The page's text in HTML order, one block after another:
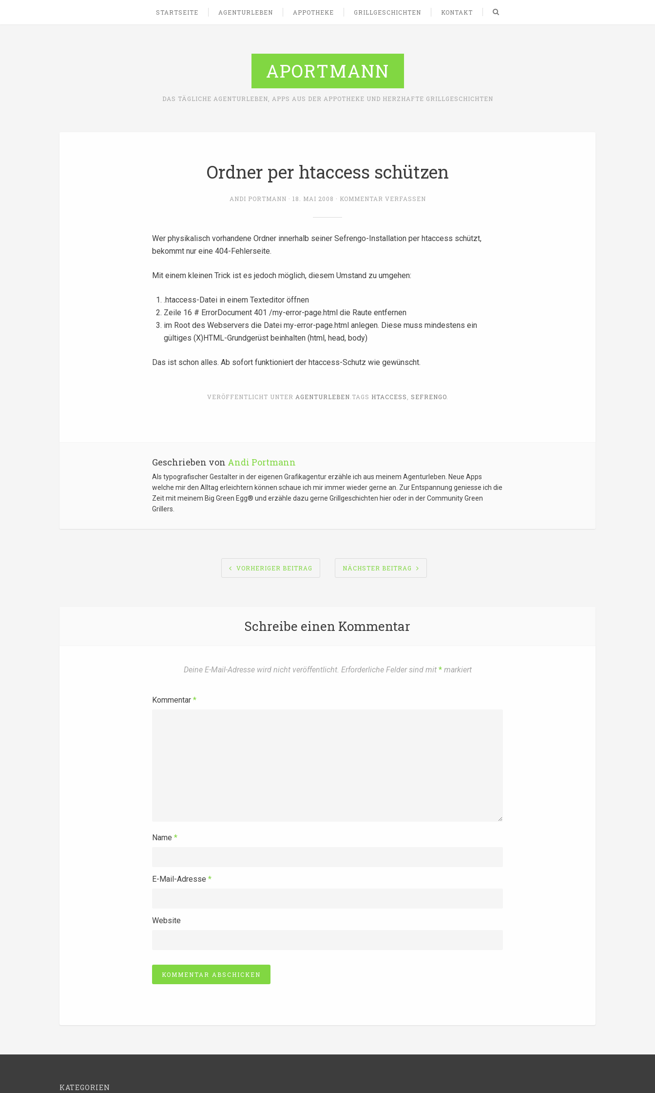
STARTSEITE AGENTURLEBEN APPOTHEKE GRILLGESCHICHTEN KONTAKT
APORTMANN
DAS TÄGLICHE AGENTURLEBEN, APPS AUS DER APPOTHEKE UND HERZHAFTE GRILLGESCHICHTEN
Ordner per htaccess schützen
ANDI PORTMANN 18. MAI 2008 KOMMENTAR VERFASSEN
Wer physikalisch vorhandene Ordner innerhalb seiner Sefrengo-Installation per htaccess schützt,
bekommt nur eine 404-Fehlerseite.
Mit einem kleinen Trick ist es jedoch möglich, diesem Umstand zu umgehen:
.htaccess-Datei in einem Texteditor öffnen
Zeile 16 # ErrorDocument 401 /my-error-page.html die Raute entfernen
im Root des Webservers die Datei my-error-page.html anlegen. Diese muss mindestens ein
gültiges (X)HTML-Grundgerüst beinhalten (html, head, body)
Das ist schon alles. Ab sofort funktioniert der htaccess-Schutz wie gewünscht.
VERÖFFENTLICHT UNTER AGENTURLEBEN TAGS HTACCESS SEFRENGO.
Geschrieben von Andi Portmann
Als typografischer Gestalter in der eigenen Grafikagentur erzähle ich aus meinem Agenturleben. Neue Apps
welche mir den Alltag erleichtern können schaue ich mir immer wieder gerne an. Zur Entspannung geniesse ich die
Zeit mit meinem Big Green Egg® und erzähle dazu gerne Grillgeschichten hier oder in der Community Green
Grillers.
BEITRAGSNAVIGATION
VORHERIGER BEITRAG NÄCHSTER BEITRAG
Schreibe einen Kommentar
Deine E-Mail-Adresse wird nicht veröffentlicht. Erforderliche Felder sind mit *markiert
Kommentar *
Name *
E-Mail-Adresse *
Website
KATEGORIEN